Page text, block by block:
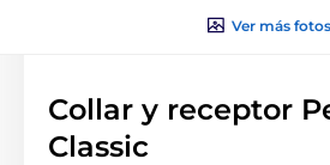
Ver más fotos
Collar y receptor
Classic